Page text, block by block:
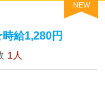
NEW
給1,280円
1人